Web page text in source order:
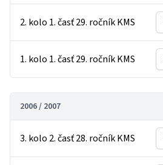
2. kolo 1. časť 29. ročník KMS
1. kolo 1. časť 29. ročník KMS
2006 / 2007
3. kolo 2. časť 28. ročník KMS